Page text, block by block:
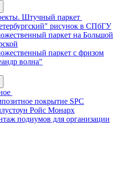
Штучный паркет
рисунок в СПбГУ
паркет на Большой
паркет с фризом
волна"
покрытие SPC
Ройс Монарх
подиумов для организации